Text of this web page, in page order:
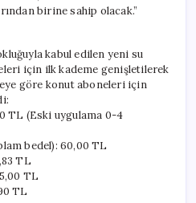
birine sahip olacak.”
kabul edilen yeni su
için ilk kademe genişletilerek
göre konut aboneleri için
TL (Eski uygulama 0-4
bedel): 60,00 TL
TL
TL
TL